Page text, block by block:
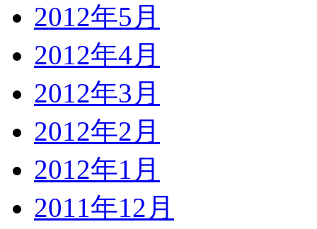
2012年5月
2012年4月
2012年3月
2012年2月
2012年1月
2011年12月